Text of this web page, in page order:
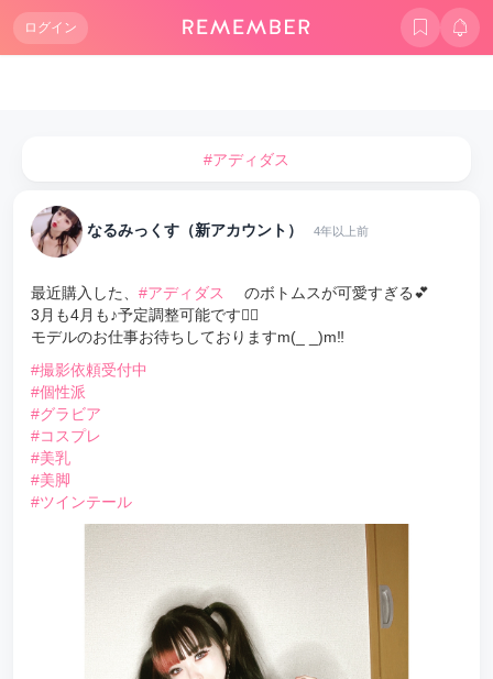
ログイン
#アディダス
なるみっくす（新アカウント） 4年以上前
最近購入した、 #アディダス
のボトムスが可愛すぎる💕
3月も4月も♪予定調整可能です🙆‍♀️
モデルのお仕事お待ちしておりますm(_ _)m‼️
#撮影依頼受付中
#個性派
#グラビア
#コスプレ
#美乳
#美脚
#ツインテール